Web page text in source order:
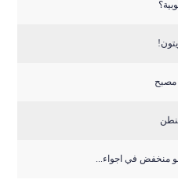
مصبح
منخفض في اجواء...